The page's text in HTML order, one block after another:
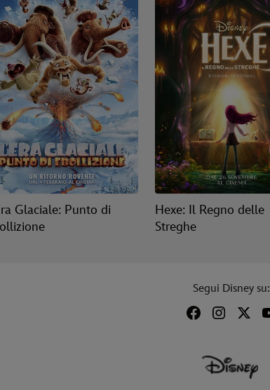
Glaciale: Punto di
Hexe: Il Regno delle
Streghe
Segui Disney su: